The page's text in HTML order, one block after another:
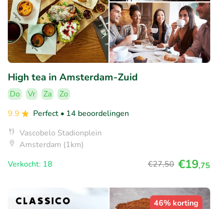
High tea in Amsterdam-Zuid
Do Vr Za
Zo
9.9
Perfect • 14 beoordelingen
Vascobelo Stadionplein
Amsterdam (1km)
Verkocht: 18
€27,50 €19,75
46% korting